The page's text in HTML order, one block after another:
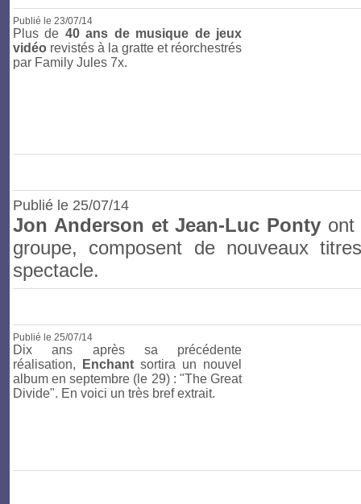
Publié le 23/07/14
Plus de 40 ans de musique de jeux
vidéo revistés à la gratte et réorchestrés
par Family Jules 7x.
Publié le 25/07/14
Jon Anderson et Jean-Luc Ponty ont
groupe, composent de nouveaux
spectacle.
Publié le 25/07/14
Dix ans après sa précédente
réalisation,
Enchant sortira un nouvel
album en septembre (le 29) : "The Great
Divide". En voici un très bref extrait.